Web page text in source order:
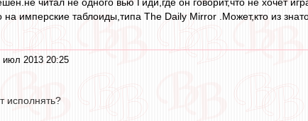
читал не одного вью Гиди,где он говорит,что не хочет
на имперские таблоиды,типа The Daily Mirror .Может,кто из
июл 2013 20:25
исполнять?